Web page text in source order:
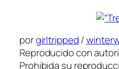
porgirltripped/
Reproducido con
Prohibida su